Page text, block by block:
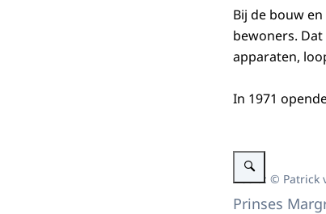
Bij de bouw
bewoners.
apparaten,
In 1971
Vergroot afbeelding
Beeld: © Patrick
Prinses